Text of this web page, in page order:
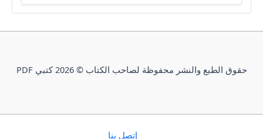
حقوق الطبع والنشر محفوظة لصاحب الكتاب © 2026 كتبي PDF
إتصل بنا